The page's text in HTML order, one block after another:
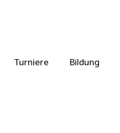
Turniere Bildung